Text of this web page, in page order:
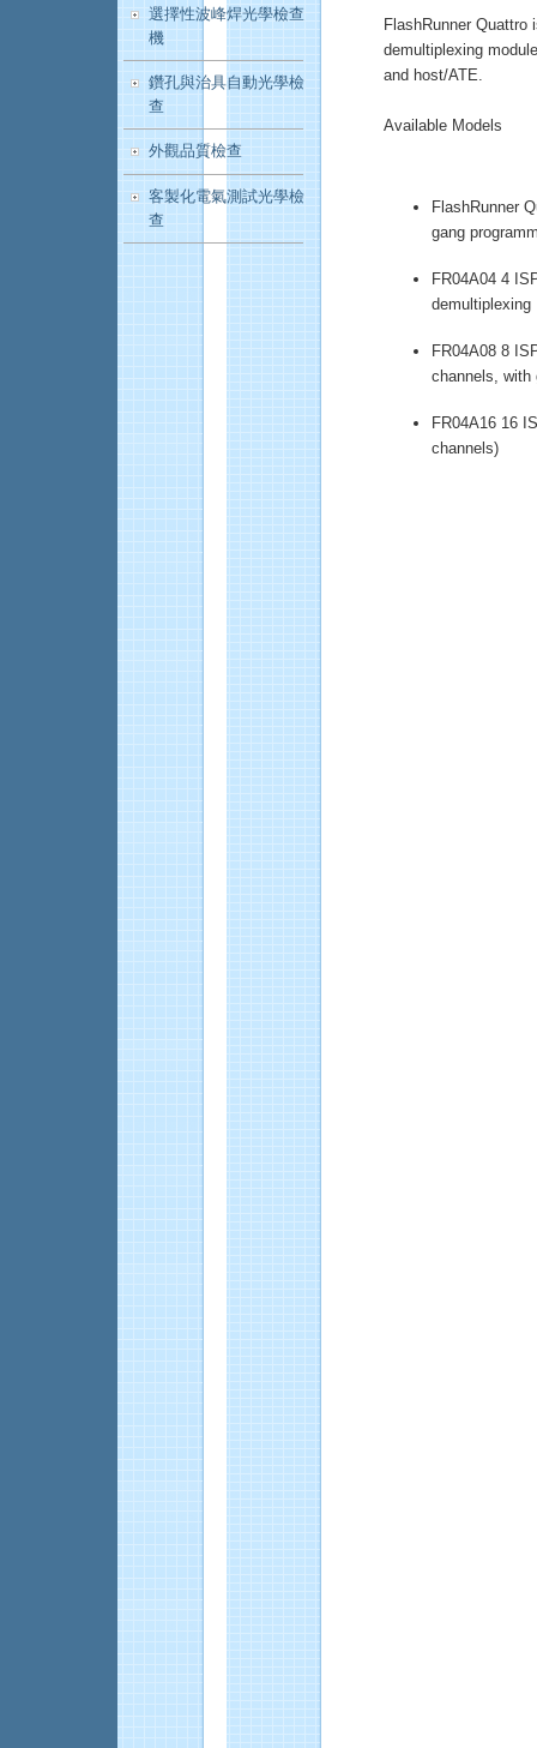
選擇性波峰焊光學檢查
機
鑽孔與治具自動光學檢
查
外觀品質檢查
客製化電氣測試光學檢
查
FlashRunner Quattro
demultiplexing
and host/ATE.
Available Models
FlashRunner
gang
FR04A04 4
demultiplexing
FR04A08 8
channels, with
FR04A16 16
channels)